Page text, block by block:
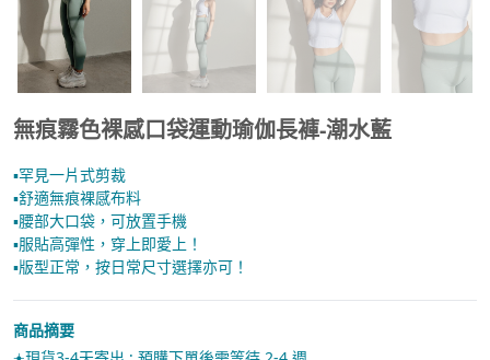
無痕霧色裸感口袋運動瑜伽長褲-潮水藍
▪︎罕見一片式剪裁
▪︎舒適無痕裸感布料
▪︎腰部大口袋，可放置手機
▪︎服貼高彈性，穿上即愛上！
▪︎版型正常，按日常尺寸選擇亦可！
商品摘要